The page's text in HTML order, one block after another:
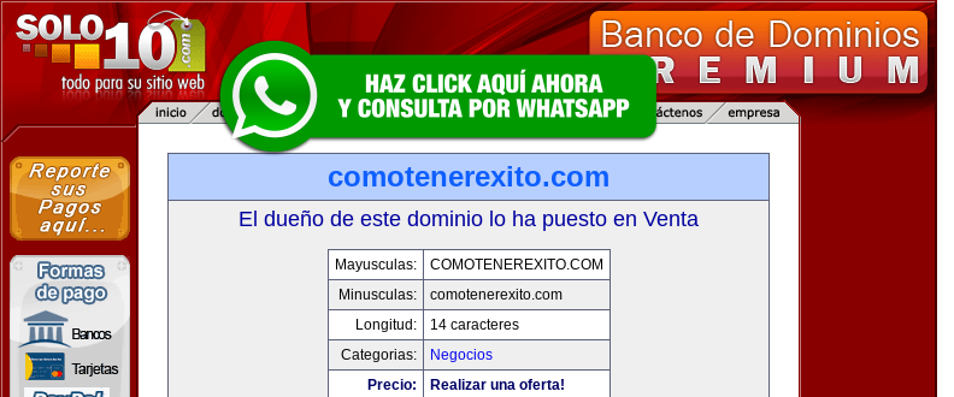
comotenerexito.com
El dueño de este dominio lo ha puesto en Venta
Mayusculas:
COMOTENEREXITO.COM
Minusculas:
comotenerexito.com
Longitud:
14 caracteres
Categorias:
Negocios
Precio:
Realizar una oferta!